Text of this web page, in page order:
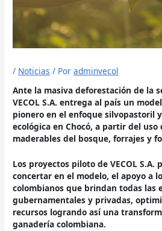
/ Noticias / Poradminvecol
Ante la masiva deforestación de la
VECOL S.A. entrega al país un
pionero en el enfoque silvopastoril
ecológica en Chocó, a partir del
maderables del bosque, forrajes y
Los proyectos piloto de VECOL
concertar en el modelo, el apoyo a
colombianos que brindan todas las
gubernamentales y privadas,
recursos logrando así una
ganadería colombiana.